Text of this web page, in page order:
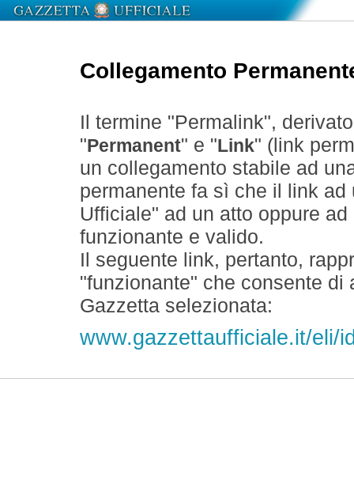
Collegamento
Il termine "Permalink",
" Permanent" e " Link" (link
un collegamento stabile ad
permanente fa sì che il link
Ufficiale" ad un atto oppure
funzionante e valido.
Il seguente link, pertanto,
"funzionante" che consente
Gazzetta selezionata:
www.gazzettaufficiale.it/eli/